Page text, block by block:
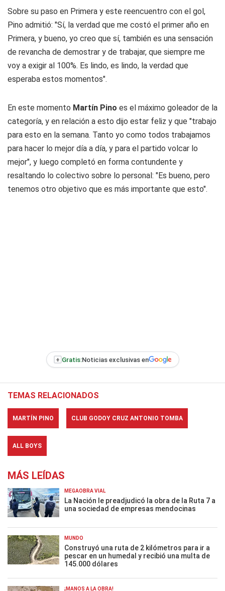
Sobre su paso en Primera y este reencuentro con el gol,
Pino admitió: "Sí, la verdad que me costó el primer año en
Primera, y bueno, yo creo que sí, también es una sensación
de revancha de demostrar y de trabajar, que siempre me
voy a exigir al 100%. Es lindo, es lindo, la verdad que
esperaba estos momentos".
En este momento Martín Pino es el máximo goleador de la
categoría, y en relación a esto dijo estar feliz y que "trabajo
para esto en la semana. Tanto yo como todos trabajamos
para hacer lo mejor día a día, y para el partido volcar lo
mejor", y luego completó en forma contundente y
resaltando lo colectivo sobre lo personal: "Es bueno, pero
tenemos otro objetivo que es más importante que esto".
+ Gratis:Noticias exclusivas en
TEMAS RELACIONADOS
MARTÍN PINO CLUB GODOY CRUZ ANTONIO TOMBA
ALL BOYS
MÁS LEÍDAS
MEGAOBRA VIAL
La Nación le preadjudicó la obra de la Ruta 7 a
una sociedad de empresas mendocinas
MUNDO
Construyó una ruta de 2 kilómetros para ir a
pescar en un humedal y recibió una multa de
145.000 dólares
¡MANOS A LA OBRA!